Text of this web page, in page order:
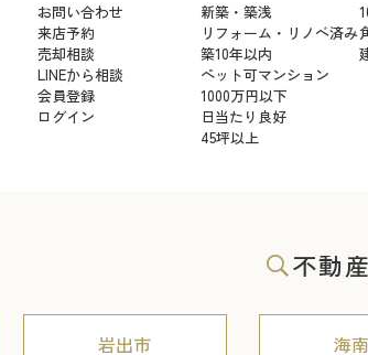
お問い合わせ
来店予約
売却相談
LINEから相談
会員登録
ログイン
新築・築浅
リフォーム・リノベ済み
築10年以内
ペット可マンション
1000万円以下
日当たり良好
45坪以上
不動
岩出市 海